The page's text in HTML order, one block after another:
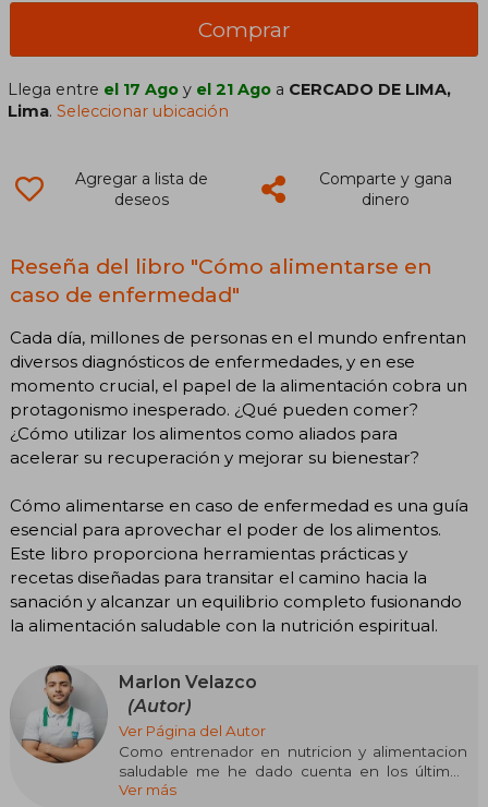
Comprar
Llega entre el 17 Ago y el 21 Ago a CERCADO DE LIMA,
Lima.Seleccionar ubicación
Agregar a lista de
deseos
Comparte y gana
dinero
Reseña del libro "Cómo alimentarse en
caso de enfermedad"
Cada día, millones de personas en el mundo enfrentan
diversos diagnósticos de enfermedades, y en ese
momento crucial, el papel de la alimentación cobra un
protagonismo inesperado. ¿Qué pueden comer?
¿Cómo utilizar los alimentos como aliados para
acelerar su recuperación y mejorar su bienestar?
Cómo alimentarse en caso de enfermedad es una guía
esencial para aprovechar el poder de los alimentos.
Este libro proporciona herramientas prácticas y
recetas diseñadas para transitar el camino hacia la
sanación y alcanzar un equilibrio completo fusionando
la alimentación saludable con la nutrición espiritual.
Marlon Velazco
(Autor)
Ver Página del Autor
Como entrenador en nutricion y alimentacion
saludable me he dado cuenta en los últimos
años, que aun en las dietas veganas se
Ver más